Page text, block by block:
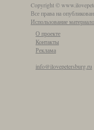
Copyright ©
Все права на
Использование
О проекте
Контакты
Реклама
info@ilovepetersburg.ru